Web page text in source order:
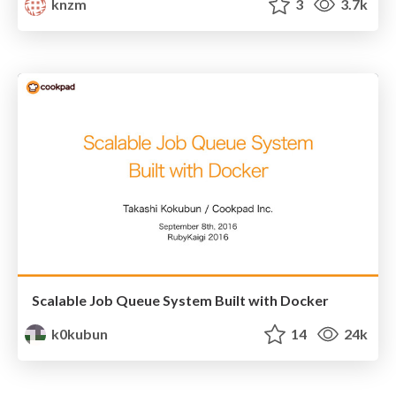
knzm 3 3.7k
Scalable Job Queue System Built with Docker
k0kubun
14 24k